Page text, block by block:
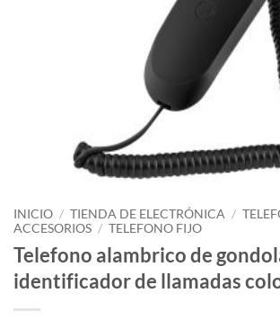
INICIO / TIENDA DE ELECTRÓNICA /
ACCESORIOS / TELEFONO FIJO
Telefono alambrico de
identificador de llamadas